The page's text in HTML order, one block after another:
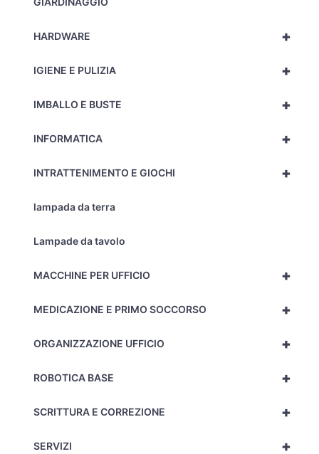
+
HARDWARE
+
IGIENE E PULIZIA
+
IMBALLO E BUSTE
+
INFORMATICA
+
INTRATTENIMENTO E GIOCHI
lampada da terra
Lampade da tavolo
+
MACCHINE PER UFFICIO
+
MEDICAZIONE E PRIMO SOCCORSO
+
ORGANIZZAZIONE UFFICIO
+
ROBOTICA BASE
+
SCRITTURA E CORREZIONE
+
SERVIZI